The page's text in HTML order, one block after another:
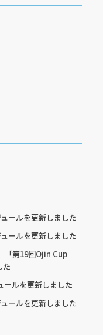
ールを更新しました
ールを更新しました
「第19回Ojin Cup
た
ールを更新しました
ールを更新しました